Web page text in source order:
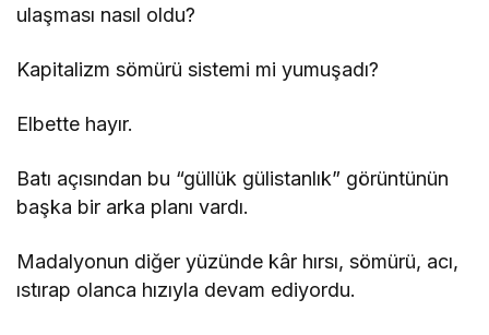
ulaşması nasıl oldu?
Kapitalizm sömürü sistemi mi yumuşadı?
Elbette hayır.
Batı açısından bu “güllük gülistanlık” görüntünün
başka bir arka planı vardı.
Madalyonun diğer yüzünde kâr hırsı, sömürü, acı,
ıstırap olanca hızıyla devam ediyordu.